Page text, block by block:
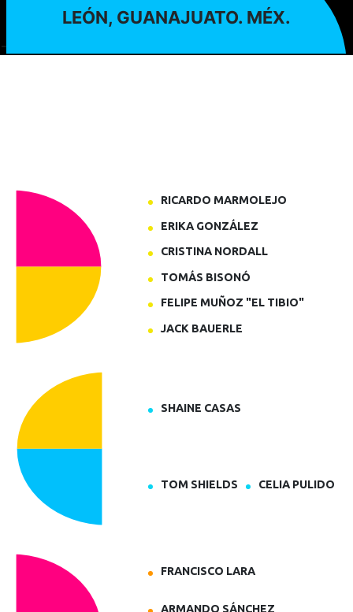
-->
LEÓN, GUANAJUATO. MÉX.
RICARDO MARMOLEJO
ERIKA GONZÁLEZ
CRISTINA NORDALL
TOMÁS BISONÓ
FELIPE MUÑOZ "EL TIBIO"
JACK BAUERLE
SHAINE CASAS
TOM SHIELDS CELIA PULIDO
FRANCISCO LARA
ARMANDO SÁNCHEZ